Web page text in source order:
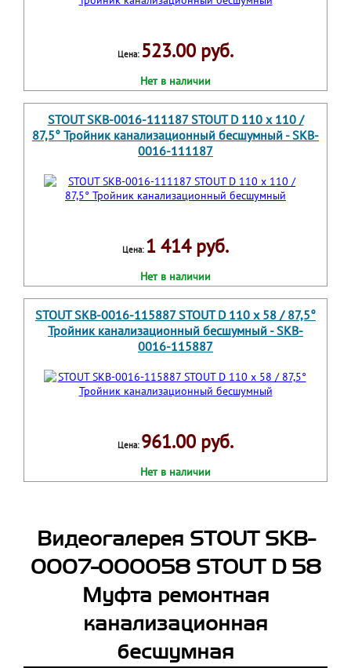
Цена: 523.00 руб.
Нет в наличии
STOUT SKB-0016-111187 STOUT D 110 x 110 /
87,5° Тройник канализационный бесшумный - SKB-
0016-111187
Цена: 1 414 руб.
Нет в наличии
STOUT SKB-0016-115887 STOUT D 110 x 58 / 87,5°
Тройник канализационный бесшумный - SKB-
0016-115887
Цена: 961.00 руб.
Нет в наличии
Видеогалерея STOUT SKB-
0007-000058 STOUT D 58
Муфта ремонтная
канализационная
бесшумная